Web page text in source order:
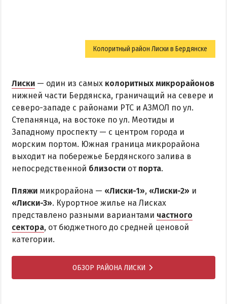
Колоритный район Лиски в Бердянске
Лиски — один из самых колоритных микрорайонов
нижней части Бердянска, граничащий на севере и
северо-западе с районами РТС и АЗМОЛ по ул.
Степанянца, на востоке по ул. Меотиды и
Западному проспекту — с центром города и
морским портом. Южная граница микрорайона
выходит на побережье Бердянского залива в
непосредственной близости от порта.
Пляжи микрорайона — «Лиски-1», «Лиски-2» и
«Лиски-3». Курортное жилье на Лисках
представлено разными вариантами частного
сектора, от бюджетного до средней ценовой
категории.
ОБЗОР РАЙОНА ЛИСКИ